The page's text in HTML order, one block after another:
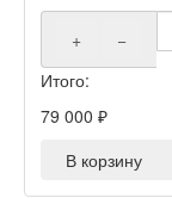
+
−
Итого:
79 000 ₽
В корзину